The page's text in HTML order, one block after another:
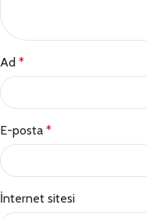
Ad *
E-posta *
İnternet sitesi